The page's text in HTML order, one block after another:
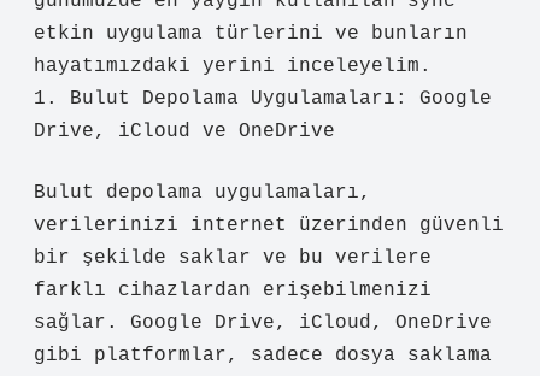
etkin uygulama türlerini ve bunların
hayatımızdaki yerini inceleyelim.
1. Bulut Depolama Uygulamaları: Google
Drive, iCloud ve OneDrive
Bulut depolama uygulamaları,
verilerinizi internet üzerinden güvenli
bir şekilde saklar ve bu verilere
farklı cihazlardan erişebilmenizi
sağlar. Google Drive, iCloud, OneDrive
gibi platformlar, sadece dosya saklama